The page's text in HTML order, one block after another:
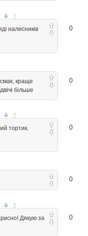
↑
0
налисників
0
краще
більше
↑
0
тортик.
0
↑
0
Дякую за